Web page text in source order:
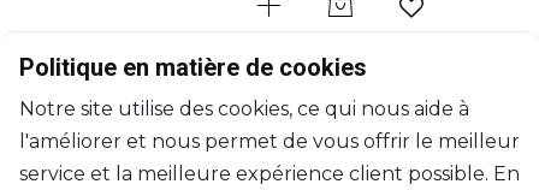
BERNARDAUD
Coffret de 4 assiettes plates assorties
D: 26cm
$541
Politique en matière de cookies
Notre site utilise des cookies, ce qui nous aide à
l'améliorer et nous permet de vous offrir le meilleur
service et la meilleure expérience client possible. En